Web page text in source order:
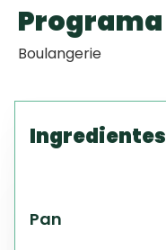
Programa
Boulangerie
Ingredientes
Pan